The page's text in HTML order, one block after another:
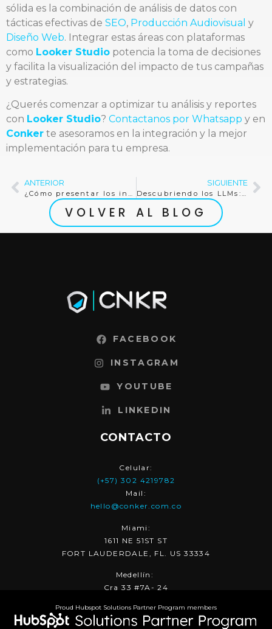
sólida es la combinación de análisis de datos con
tácticas efectivas de SEO, Producción Audiovisual y
Diseño Web. Integrar estas áreas con plataformas
como Looker Studio potencia la toma de decisiones
y facilita la visualización del impacto de tus campañas
y estrategias.
¿Querés comenzar a optimizar tu análisis y reportes
con Looker Studio? Contactanos por Whatsapp y en
Conker te asesoramos en la integración y la mejor
implementación para tu empresa.
ANTERIOR SIGUIENTE
VOLVER AL BLOG
FACEBOOK
INSTAGRAM
YOUTUBE
LINKEDIN
CONTACTO
Celular:
(+57) 302 4219782
Mail:
hello@conker.com.co
Miami:
1611 NE 51ST ST
FORT LAUDERDALE, FL. US 33334
Medellín:
Cra 33 #7A- 24
Proud Hubspot Solutions Partner Program members